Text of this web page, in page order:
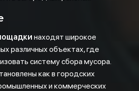
находят широкое
различных объектах, где
систему сбора мусора.
как в городских
и коммерческих